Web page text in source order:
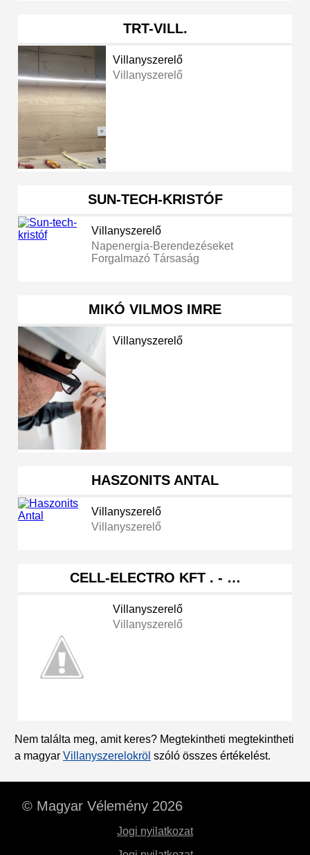
TRT-VILL.
Villanyszerelő
Villanyszerelő
SUN-TECH-KRISTÓF
Villanyszerelő
Napenergia-Berendezéseket
Forgalmazó Társaság
MIKÓ VILMOS IMRE
Villanyszerelő
HASZONITS ANTAL
Villanyszerelő
Villanyszerelő
CELL-ELECTRO KFT . - …
Villanyszerelő
Villanyszerelő
Nem találta meg, amit keres? Megtekintheti megtekintheti
a magyar Villanyszerelokröl szóló összes értékelést.
© Magyar Vélemény 2026
Jogi nyilatkozat